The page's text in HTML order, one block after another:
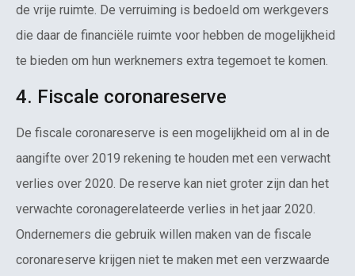
de vrije ruimte. De verruiming is bedoeld om werkgevers
die daar de financiële ruimte voor hebben de mogelijkheid
te bieden om hun werknemers extra tegemoet te komen.
4. Fiscale coronareserve
De fiscale coronareserve is een mogelijkheid om al in de
aangifte over 2019 rekening te houden met een verwacht
verlies over 2020. De reserve kan niet groter zijn dan het
verwachte coronagerelateerde verlies in het jaar 2020.
Ondernemers die gebruik willen maken van de fiscale
coronareserve krijgen niet te maken met een verzwaarde